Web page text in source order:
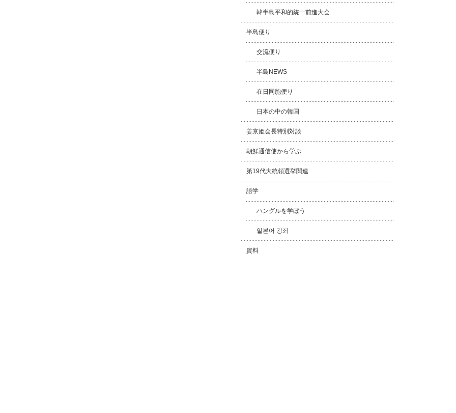
韓半島平和的統一前進大会
半島便り
交流便り
半島NEWS
在日同胞便り
日本の中の韓国
姜京姫会長特別対談
朝鮮通信使から学ぶ
第19代大統領選挙関連
語学
ハングルを学ぼう
일본어 강좌
資料